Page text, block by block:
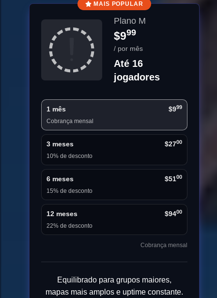
MAIS POPULAR
Plano M
$999
/ por mês
Até 16
jogadores
1 mês $999
Cobrança mensal
3 meses $2700
10% de desconto
6 meses $5100
15% de desconto
12 meses $9400
22% de desconto
Cobrança mensal
Equilibrado para grupos maiores,
mapas mais amplos e uptime constante.